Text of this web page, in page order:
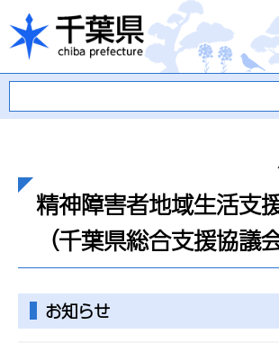
千葉県
精神障害者地域生活支
（千葉県総合支援協議会
お知らせ